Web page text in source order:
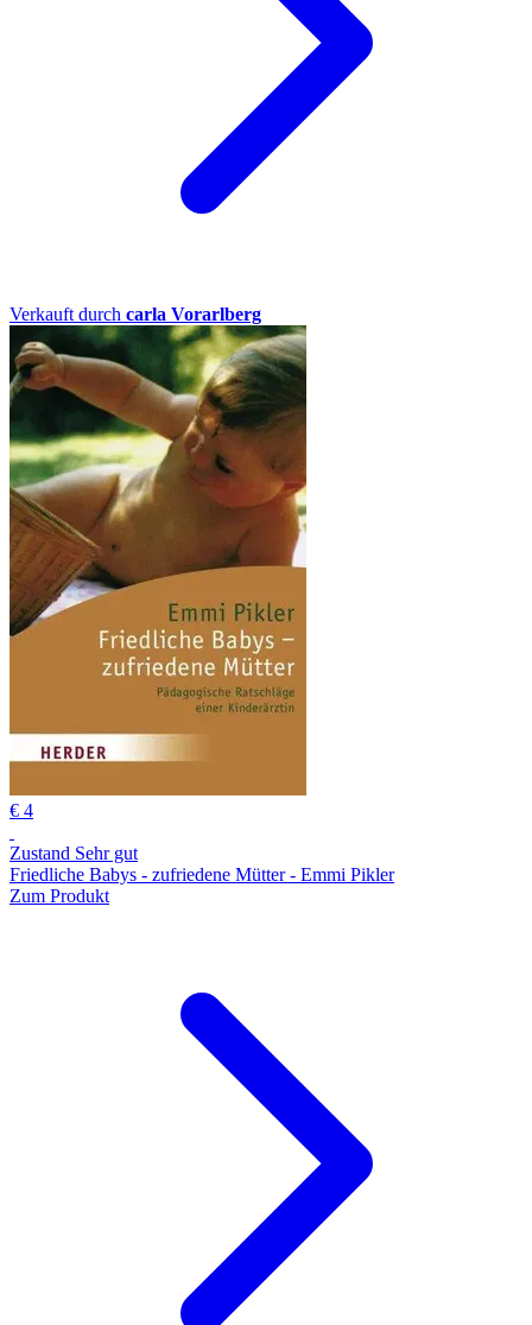
Verkauft durch carla Vorarlberg
€ 4
Zustand Sehr gut
Friedliche Babys - zufriedene Mütter - Emmi Pikler
Zum Produkt